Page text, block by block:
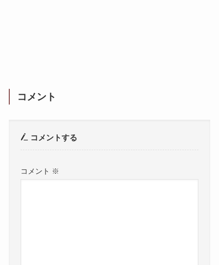
コメント
コメントする
コメント ※